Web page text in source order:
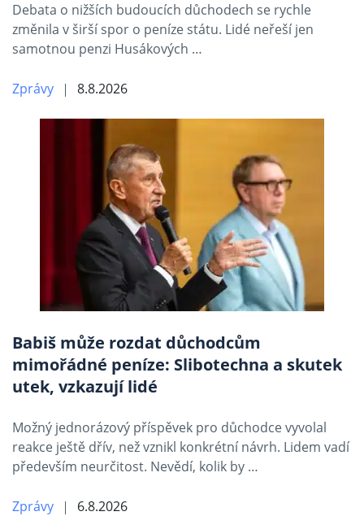
Debata o nižších budoucích důchodech se rychle
změnila v širší spor o peníze státu. Lidé neřeší jen
samotnou penzi Husákových …
Zprávy 8.8.2026
Babiš může rozdat důchodcům
mimořádné peníze: Slibotechna a skutek
utek, vzkazují lidé
Možný jednorázový příspěvek pro důchodce vyvolal
reakce ještě dřív, než vznikl konkrétní návrh. Lidem vadí
především neurčitost. Nevědí, kolik by …
Zprávy 6.8.2026